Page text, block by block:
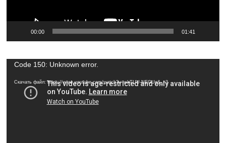
00:00 01:41
Видеоплеер
Code 150: Unknown error.
Скачать файл: https://www.youtube.com/watch?v=wkTUU-NEGUg&_=3